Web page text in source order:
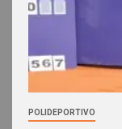
POLIDEPORTIVO